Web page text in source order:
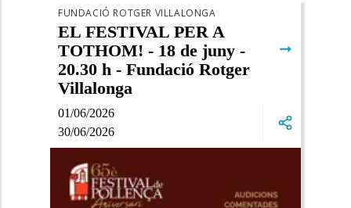
01/06/2026
30/06/2026
FUNDACIÓ ROTGER VILLALONGA
EL FESTIVAL PER A
TOTHOM! - 18 de juny -
20.30 h - Fundació Rotger
Villalonga
➞